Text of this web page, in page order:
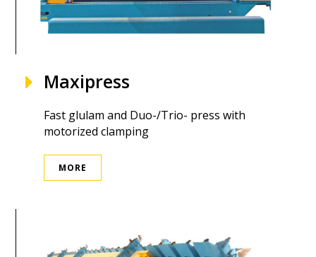
Maxipress
Fast glulam and Duo-/Trio- press with
motorized clamping
MORE